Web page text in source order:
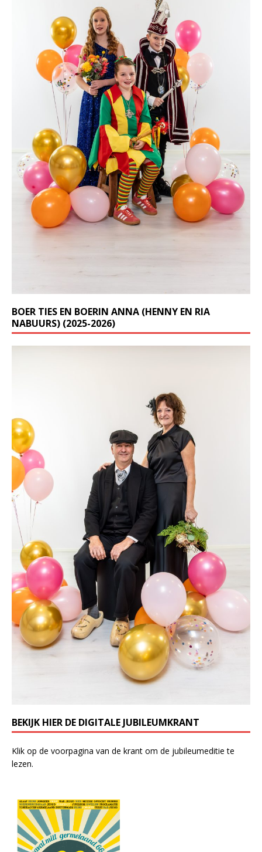
BOER TIES EN BOERIN ANNA (HENNY EN RIA
NABUURS) (2025-2026)
BEKIJK HIER DE DIGITALE JUBILEUMKRANT
Klik op de voorpagina van de krant om de jubileumeditie te
lezen.